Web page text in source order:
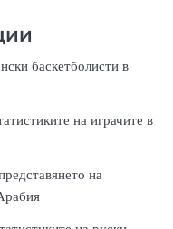
баскетболисти в
на играчите в
на